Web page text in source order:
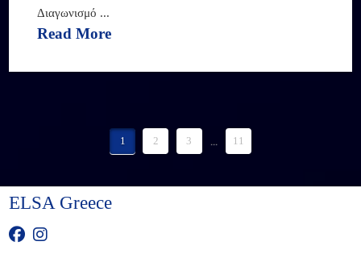
Διαγωνισμό ...
Read More
1 2 3 ... 11
ELSA Greece